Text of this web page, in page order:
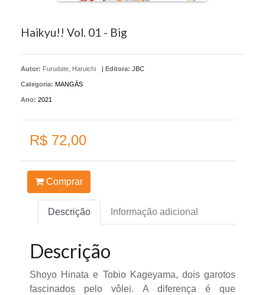
Haikyu!! Vol. 01 - Big
Autor: Furudate, Haruichi | Editora: JBC
Categoria: MANGÁS
Ano: 2021
R$ 72,00
Comprar
Descrição Informação adicional
Descrição
Shoyo Hinata e Tobio Kageyama, dois garotos
fascinados pelo vôlei. A diferença é que